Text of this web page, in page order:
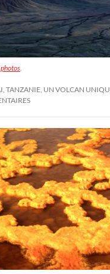
TANZANIE, UN VOLCAN